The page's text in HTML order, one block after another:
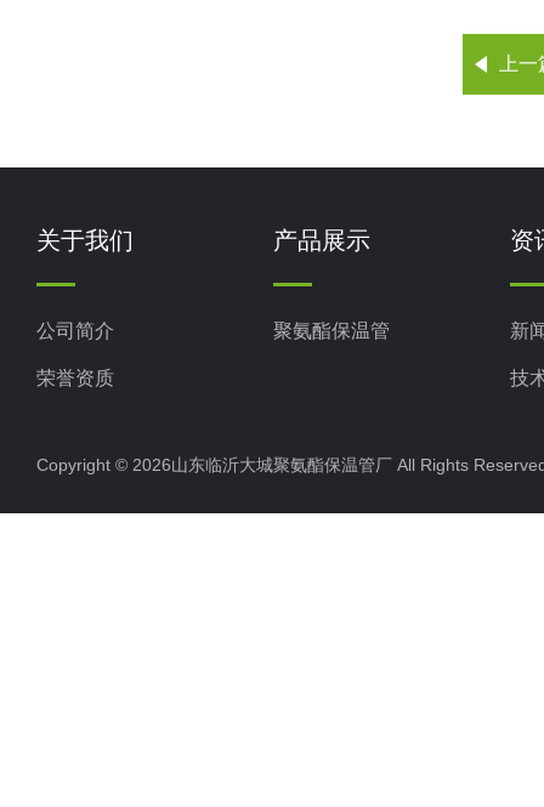
上
关于我们
公司简介
荣誉资质
产品展示
聚氨酯保温管
资
新
技
Copyright © 2026山东临沂大城聚氨酯保温管厂 All Rights